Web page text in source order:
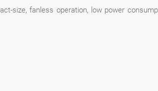
size, fanless operation, low power